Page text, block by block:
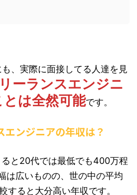
、実際に面接してる人達を見
ーランスエンジニ
は全然可能です。
エンジニアの年収は？
ると20代では最低でも400万程
は広いものの、世の中の平均
すると大分高い年収です。